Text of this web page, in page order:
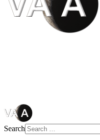
Search